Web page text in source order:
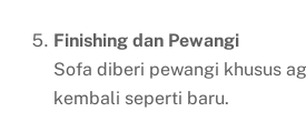
Finishing dan Pewangi
Sofa diberi pewangi khusus
kembali seperti baru.